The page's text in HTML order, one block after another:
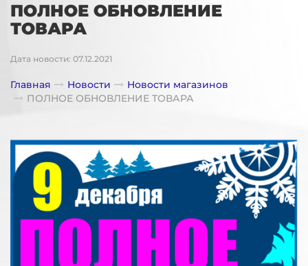
ПОЛНОЕ ОБНОВЛЕНИЕ
ТОВАРА
Дата новости: 07.12.2021
Главная Новости
Новости магазинов
ПОЛНОЕ ОБНОВЛЕНИЕ ТОВАРА